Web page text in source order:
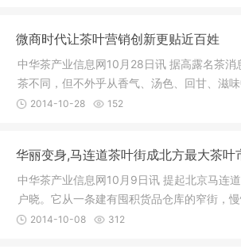
微商时代让茶叶营销创新更贴近百姓
中华茶产业信息网10月28日讯 据高露名茶消
茶不同，但不外乎从香气、汤色、回甘、滋
好，细细品
2014-10-28 152
华丽变身,马连道茶叶街成北方最大茶叶
中华茶产业信息网10月9日讯 提起北京马连
户晓。它从一条建有囤积货品仓库的窄街，
候的茶叶
2014-10-08 312